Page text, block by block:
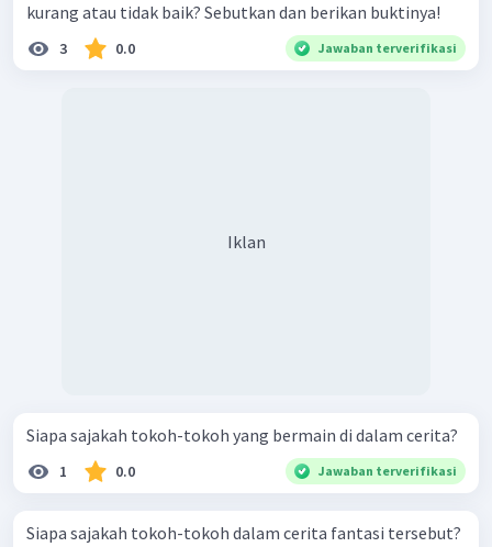
kurang atau tidak baik? Sebutkan dan berikan buktinya!
3 0.0 Jawaban terverifikasi
Iklan
Siapa sajakah tokoh-tokoh yang bermain di dalam cerita?
1 0.0 Jawaban terverifikasi
Siapa sajakah tokoh-tokoh dalam cerita fantasi tersebut?